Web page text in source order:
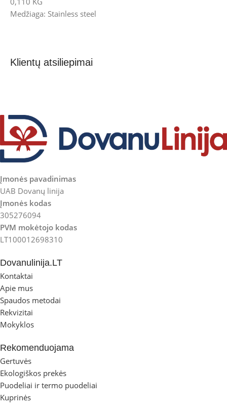
Medžiaga: Stainless steel
Klientų atsiliepimai
Įmonės pavadinimas
UAB Dovanų linija
Įmonės kodas
305276094
PVM mokėtojo kodas
LT100012698310
Dovanulinija.LT
Kontaktai
Apie mus
Spaudos metodai
Rekvizitai
Mokyklos
Rekomenduojama
Gertuvės
Ekologiškos prekės
Puodeliai ir termo puodeliai
Kuprinės